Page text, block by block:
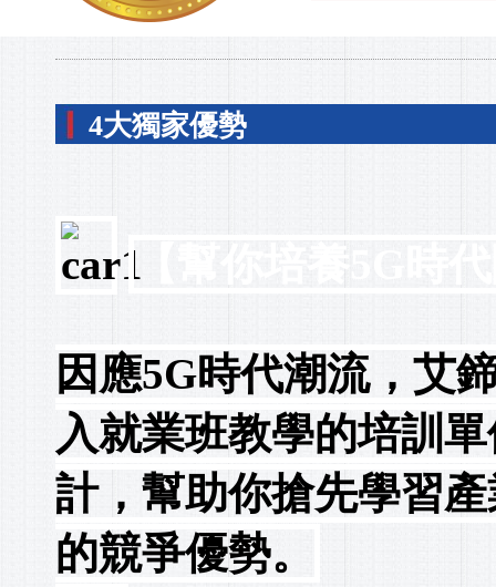
4大獨家優勢
【幫你培養5G時
因應5G時代潮流，艾
入就業班教學的培訓
計，幫助你搶先學習
的競爭優勢。